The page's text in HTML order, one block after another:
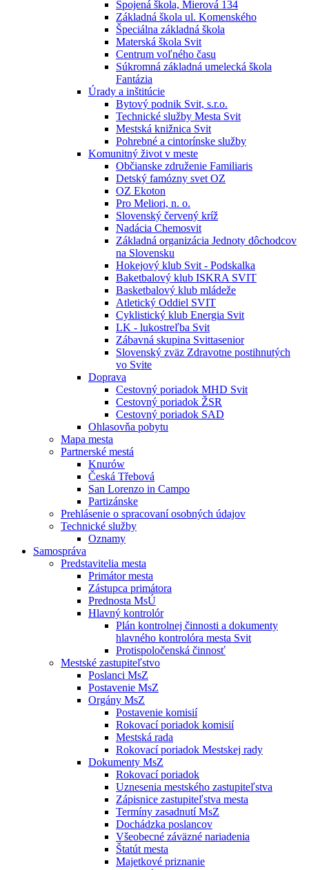
Spojená škola, Mierová 134
Základná škola ul. Komenského
Špeciálna základná škola
Materská škola Svit
Centrum voľného času
Súkromná základná umelecká škola
Fantázia
Úrady a inštitúcie
Bytový podnik Svit, s.r.o.
Technické služby Mesta Svit
Mestská knižnica Svit
Pohrebné a cintorínske služby
Komunitný život v meste
Občianske združenie Familiaris
Detský famózny svet OZ
OZ Ekoton
Pro Meliori, n. o.
Slovenský červený kríž
Nadácia Chemosvit
Základná organizácia Jednoty dôchodcov
na Slovensku
Hokejový klub Svit - Podskalka
Baketbalový klub ISKRA SVIT
Basketbalový klub mládeže
Atletický Oddiel SVIT
Cyklistický klub Energia Svit
LK - lukostreľba Svit
Zábavná skupina Svittasenior
Slovenský zväz Zdravotne postihnutých
vo Svite
Doprava
Cestovný poriadok MHD Svit
Cestovný poriadok ŽSR
Cestovný poriadok SAD
Ohlasovňa pobytu
Mapa mesta
Partnerské mestá
Knurów
Česká Třebová
San Lorenzo in Campo
Partizánske
Prehlásenie o spracovaní osobných údajov
Technické služby
Oznamy
Samospráva
Predstavitelia mesta
Primátor mesta
Zástupca primátora
Prednosta MsÚ
Hlavný kontrolór
Plán kontrolnej činnosti a dokumenty
hlavného kontrolóra mesta Svit
Protispoločenská činnosť
Mestské zastupiteľstvo
Poslanci MsZ
Postavenie MsZ
Orgány MsZ
Postavenie komisií
Rokovací poriadok komisií
Mestská rada
Rokovací poriadok Mestskej rady
Dokumenty MsZ
Rokovací poriadok
Uznesenia mestského zastupiteľstva
Zápisnice zastupiteľstva mesta
Termíny zasadnutí MsZ
Dochádzka poslancov
Všeobecné záväzné nariadenia
Štatút mesta
Majetkové priznanie